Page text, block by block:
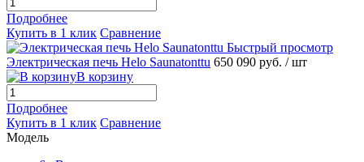
Подробнее
Купить в 1 клик Сравнение
Быстрый просмотр
Электрическая печь Helo Saunatonttu 650 090 руб. / шт
В корзину
Подробнее
Купить в 1 клик Сравнение
Модель